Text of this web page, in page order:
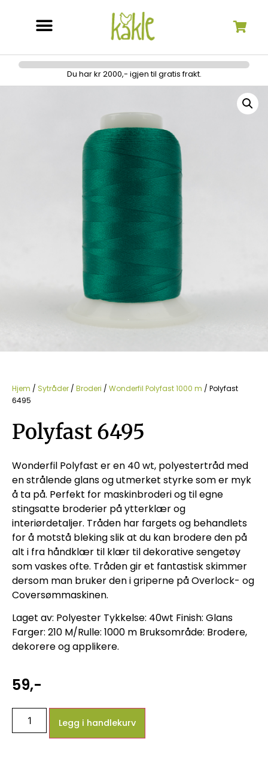
Du har kr 2000,- igjen til gratis frakt.
Hjem / Sytråder / Broderi / Wonderfil Polyfast 1000 m / Polyfast
6495
Polyfast 6495
Wonderfil Polyfast er en 40 wt, polyestertråd med
en strålende glans og utmerket styrke som er myk
å ta på. Perfekt for maskinbroderi og til egne
stingsatte broderier på ytterklær og
interiørdetaljer. Tråden har fargets og behandlets
for å motstå bleking slik at du kan brodere den på
alt i fra håndklær til klær til dekorative sengetøy
som vaskes ofte. Tråden gir et fantastisk skimmer
dersom man bruker den i griperne på Overlock- og
Coversømmaskinen.
Laget av: Polyester Tykkelse: 40wt Finish: Glans
Farger: 210 M/Rulle: 1000 m Bruksområde: Brodere,
dekorere og applikere.
59,-
Legg i handlekurv